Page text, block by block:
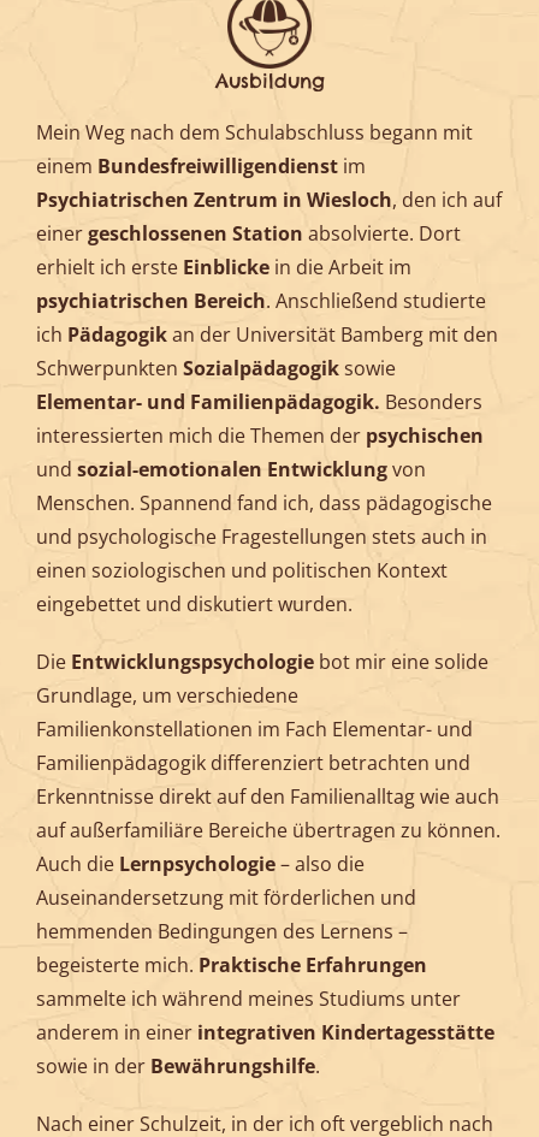
Ausbildung
Mein Weg nach dem Schulabschluss begann mit
einem Bundesfreiwilligendienstim
Psychiatrischen Zentrum in Wiesloch, den ich auf
einergeschlossenen Station absolvierte. Dort
erhielt ich erste Einblickein die Arbeit im
psychiatrischen Bereich. Anschließend studierte
ich Pädagogikan der Universität Bamberg mit den
Schwerpunkten Sozialpädagogiksowie
Elementar- und Familienpädagogik. Besonders
interessierten mich die Themen der psychischen
und sozial-emotionalen Entwicklungvon
Menschen. Spannend fand ich, dass pädagogische
und psychologische Fragestellungen stets auch in
einen soziologischen und politischen Kontext
eingebettet und diskutiert wurden.
Die Entwicklungspsychologiebot mir eine solide
Grundlage, um verschiedene
Familienkonstellationen im Fach Elementar- und
Familienpädagogik differenziert betrachten und
Erkenntnisse direkt auf den Familienalltag wie auch
auf außerfamiliäre Bereiche übertragen zu können.
Auch die Lernpsychologie– also die
Auseinandersetzung mit förderlichen und
hemmenden Bedingungen des Lernens –
begeisterte mich. Praktische Erfahrungen
sammelte ich während meines Studiums unter
anderem in einer integrativen Kindertagesstätte
sowie in der Bewährungshilfe.
Nach einer Schulzeit, in der ich oft vergeblich nach